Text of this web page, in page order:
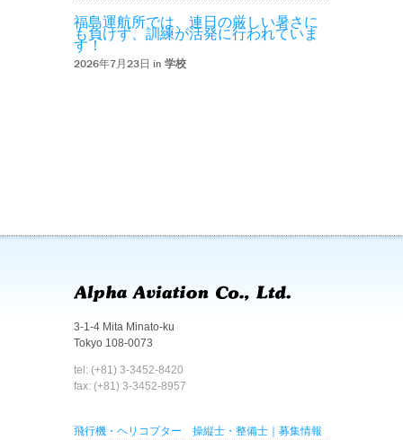
福島運航所では、連日の厳しい暑さに
も負けず、訓練が活発に行われていま
す！
2026年7月23日 in 学校
3-1-4 Mita Minato-ku
Tokyo 108-0073
tel: (+81) 3-3452-8420
fax: (+81) 3-3452-8957
飛行機・ヘリコプター 操縦士・整備士｜募集情報